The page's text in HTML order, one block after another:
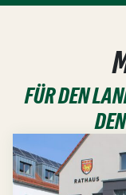
FÜR DEN